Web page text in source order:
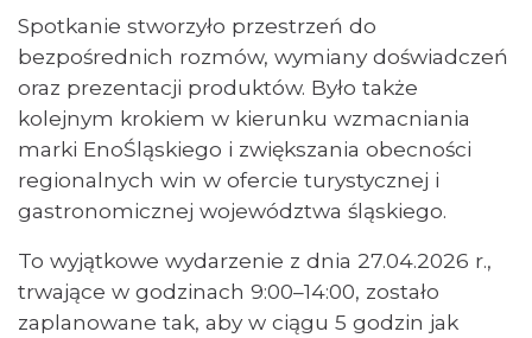
Spotkanie stworzyło przestrzeń do
bezpośrednich rozmów, wymiany doświadczeń
oraz prezentacji produktów. Było także
kolejnym krokiem w kierunku wzmacniania
marki EnoŚląskiego i zwiększania obecności
regionalnych win w ofercie turystycznej i
gastronomicznej województwa śląskiego.
To wyjątkowe wydarzenie z dnia 27.04.2026 r.,
trwające w godzinach 9:00–14:00, zostało
zaplanowane tak, aby w ciągu 5 godzin jak